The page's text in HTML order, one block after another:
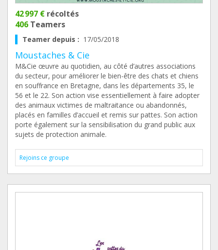
42 997 € récoltés
406 Teamers
Teamer depuis : 17/05/2018
Moustaches & Cie
M&Cie œuvre au quotidien, au côté d’autres associations
du secteur, pour améliorer le bien-être des chats et chiens
en souffrance en Bretagne, dans les départements 35, le
56 et le 22. Son action vise essentiellement à faire adopter
des animaux victimes de maltraitance ou abandonnés,
placés en familles d’accueil et remis sur pattes. Son action
porte également sur la sensibilisation du grand public aux
sujets de protection animale.
Rejoins ce groupe